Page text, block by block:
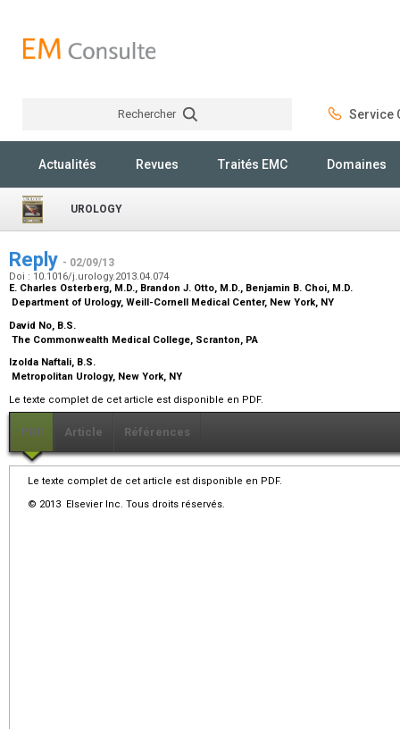
Rechercher Service
Actualités Revues Traités EMC Domaines
UROLOGY
Reply - 02/09/13
Doi : 10.1016/j.urology.2013.04.074
E. Charles Osterberg, M.D., Brandon J. Otto, M.D., Benjamin B. Choi, M.D.
Department of Urology, Weill-Cornell Medical Center, New York, NY
David No, B.S.
The Commonwealth Medical College, Scranton, PA
Izolda Naftali, B.S.
Metropolitan Urology, New York, NY
Le texte complet de cet article est disponible en PDF.
PDF Article Références
Le texte complet de cet article est disponible en PDF.
© 2013 Elsevier Inc. Tous droits réservés.